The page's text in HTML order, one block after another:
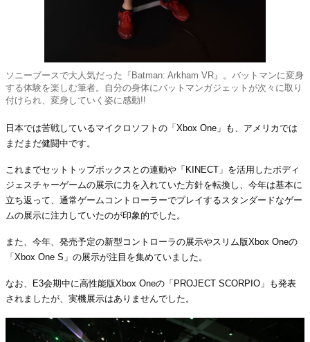
ソニーブースで大人気だった『Batman: Arkham VR』。バットマンに変身
する体験を楽しむ筆者。自分の身体にバットマンガジェットが次々に取り
付けられ、変身していく姿に感動!!
日本では苦戦しているマイクロソフトの「Xbox One」も、アメリカでは
まだまだ健闘中です。
これまでセットトップボックスとの連動や「KINECT」を活用したボディ
ジェスチャーゲームの展示に力を入れていた方針を転換し、今年は基本に
立ち返って、通常ゲームコントローラーでプレイするスタンダードなゲー
ムの展示に注力していたのが印象的でした。
また、今年、発売予定の新型コントローラの展示やスリム版Xbox Oneの
「Xbox One S」の展示が注目を集めていました。
なお、E3会期中に高性能版Xbox Oneの「PROJECT SCORPIO」も発表
されましたが、実機展示はありませんでした。